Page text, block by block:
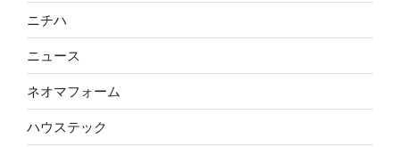
ニチハ
ニュース
ネオマフォーム
ハウステック